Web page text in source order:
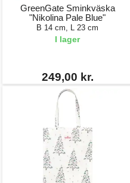
GreenGate Sminkväska
"Nikolina Pale Blue"
B 14 cm, L 23 cm
I lager
249,00 kr.